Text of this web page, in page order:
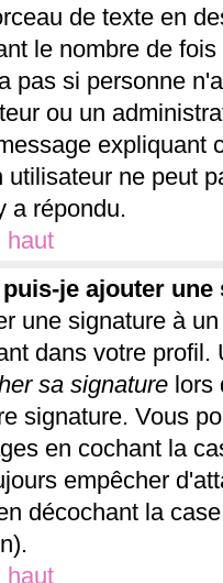
de texte en
le nombre de
pas si personne
ou un
expliquant
utilisateur ne peut
a répondu.
haut
je ajouter
une signature à
dans votre
sa signaturelors
signature. Vous
en cochant la
empêcher
décochant la
haut